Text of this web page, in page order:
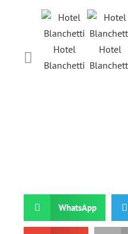
Hotel
Blanchetti
Hotel
WhatsApp